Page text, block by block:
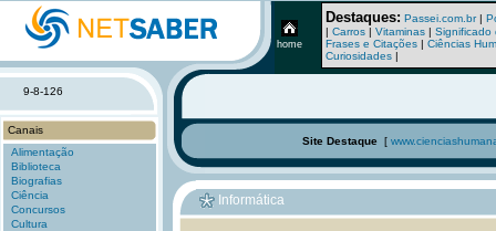
home
Destaques: Passei.com.br|
| Carros | Vitaminas | Significado
Frases e Citações | Ciências
Curiosidades |
9-8-126
Canais
Alimentação
Biblioteca
Biografias
Ciência
Concursos
Cultura
Site Destaque[
Informática